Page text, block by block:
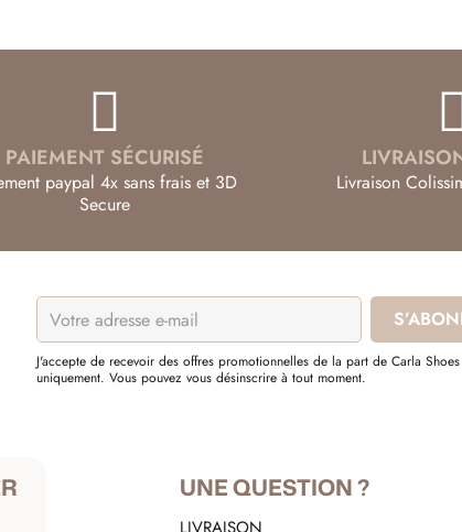
PAIEMENT SÉCURISÉ
paypal 4x sans frais et 3D
Secure
Livraison
J'accepte de recevoir des offres promotionnelles de la part de Carla Shoes
uniquement. Vous pouvez vous désinscrire à tout moment.
UNE QUESTION ?